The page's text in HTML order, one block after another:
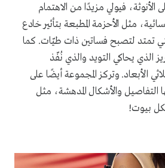
الأنوثة، فيولي مزيدًا من الاهتمام
مثل الأحزمة المطبعة بتأثير خادع
التي تمتد لتصبح فساتين ذات طيّات. كما
الذي يحاكي التويد والذي نُفّذ
الأبعاد. وتركز المجموعة أيضًا على
والأشكال المدهشة، مثل
بيوت!